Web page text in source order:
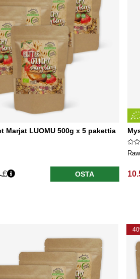
Marjat LUOMU 500g x 5 pakettia
€ OSTA